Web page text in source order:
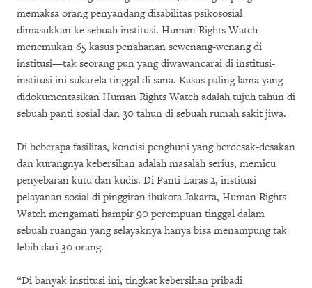
memaksa orang penyandang disabilitas psikososial
dimasukkan ke sebuah institusi. Human Rights Watch
menemukan 65 kasus penahanan sewenang-wenang di
institusi—tak seorang pun yang diwawancarai di institusi-
institusi ini sukarela tinggal di sana. Kasus paling lama yang
didokumentasikan Human Rights Watch adalah tujuh tahun di
sebuah panti sosial dan 30 tahun di sebuah rumah sakit jiwa.
Di beberapa fasilitas, kondisi penghuni yang berdesak-desakan
dan kurangnya kebersihan adalah masalah serius, memicu
penyebaran kutu dan kudis. Di Panti Laras 2, institusi
pelayanan sosial di pinggiran ibukota Jakarta, Human Rights
Watch mengamati hampir 90 perempuan tinggal dalam
sebuah ruangan yang selayaknya hanya bisa menampung tak
lebih dari 30 orang.
“Di banyak institusi ini, tingkat kebersihan pribadi